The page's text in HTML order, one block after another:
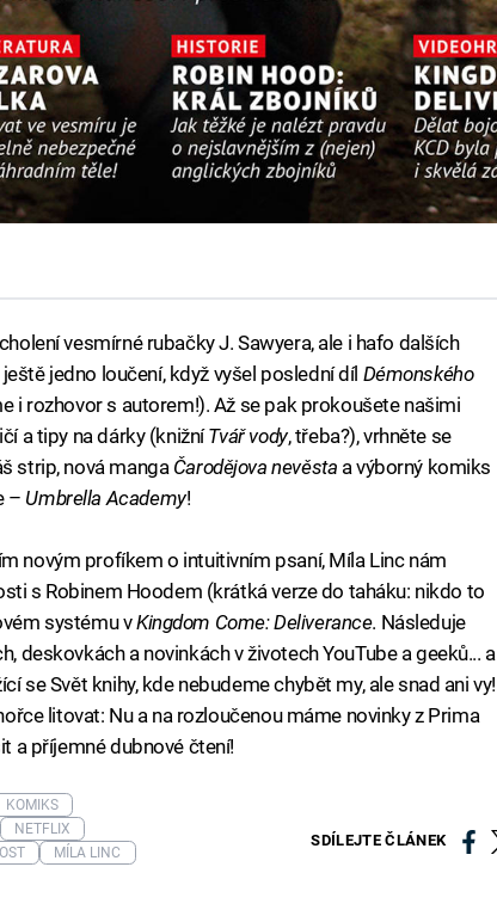
vesmírné rubačky J. Sawyera, ale i hafo dalších
jedno loučení, když vyšel poslední díl Démonského
i rozhovor s autorem!). Až se pak prokoušete našimi
a tipy na dárky (knižníTvář vody, třeba?), vrhněte se
strip, nová manga Čarodějova nevěsta a výborný komiks
– Umbrella Academy!
novým profíkem o intuitivním psaní, Míla Linc nám
s Robinem Hoodem (krátká verze do taháku: nikdo to
systému vKingdom Come: Deliverance. Následuje
deskovkách a novinkách v životech YouTube a geeků... a
se Svět knihy, kde nebudeme chybět my, ale snad ani vy!
litovat: Nu a na rozloučenou máme novinky z Prima
a příjemné dubnové čtení!
SDÍLEJTE ČLÁNEK
KOMIKS
NETFLIX
MÍLA LINC